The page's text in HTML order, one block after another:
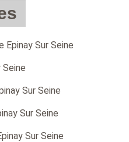
Epinay Sur Seine
Seine
Sur Seine
Sur Seine
Sur Seine